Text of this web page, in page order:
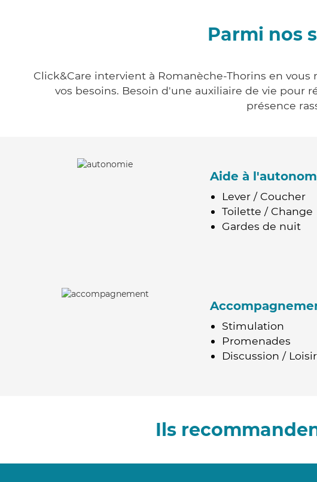
Parmi nos
Click&Care intervient à Romanèche-Thorins en
vos besoins. Besoin d'une auxiliaire de vie pour
présence
Aide à
Lever / Coucher
Toilette / Change
Gardes de nuit
Stimulation
Promenades
Discussion /
Ils